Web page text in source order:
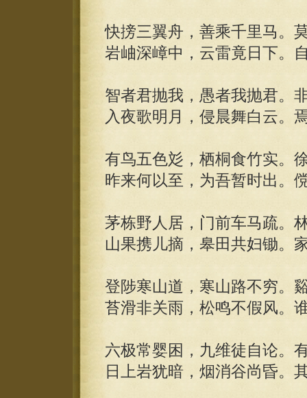
快搒三翼舟，善乘千里马。
岩岫深嶂中，云雷竟日下。
智者君抛我，愚者我抛君。
入夜歌明月，侵晨舞白云。
有鸟五色彣，栖桐食竹实。
昨来何以至，为吾暂时出。
茅栋野人居，门前车马疏。
山果携儿摘，皋田共妇锄。
登陟寒山道，寒山路不穷。
苔滑非关雨，松鸣不假风。
六极常婴困，九维徒自论。
日上岩犹暗，烟消谷尚昏。